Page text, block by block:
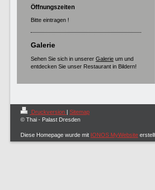
Öffnungszeiten
Bitte eintragen !
Galerie
Sehen Sie sich in unserer Galerie um und
entdecken Sie unser Restaurant in Bildern!
Druckversion | Sitemap
© Thai - Palast Dresden
Diese Homepage wurde mit IONOS MyWebsite